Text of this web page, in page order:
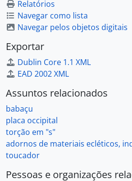
Relatórios
Navegar como lista
Navegar pelos objetos digitais
Exportar
Dublin Core 1.1 XML
EAD 2002 XML
Assuntos relacionados
babaçu
placa occipital
torção em "s"
adornos de materiais ecléticos,
toucador
Pessoas e organizações